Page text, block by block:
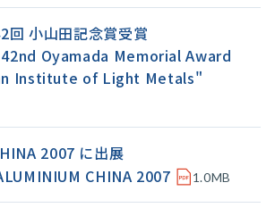
回 小山田記念賞受賞
Oyamada Memorial Award
Institute of Light Metals"
2007 に出展
CHINA 2007
1.0MB